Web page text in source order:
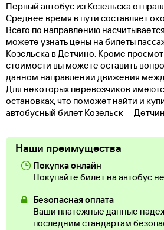
Первый автобус из Козельска
Среднее время в пути составляет
Всего по направлению
можете узнать цены на билеты
Козельска в Детчино. Кроме
стоимости вы можете оставить
данном направлении движения
Для некоторых перевозчиков
остановках, что поможет найти и
автобусный билет Козельск —
Наши преимущества
Покупка онлайн
Покупайте билет на автобус
Безопасная оплата
Ваши платежные данные
последним стандартам